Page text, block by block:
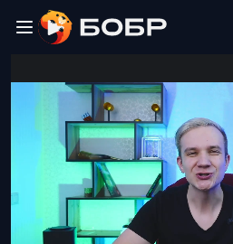
ЩЕЛЧОК
2026
Полезные
материалы
Проверка
сочинений